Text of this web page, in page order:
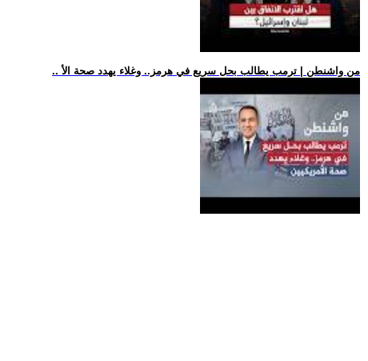
.. من واشنطن | ترمب يطالب بحل سريع في هرمز.. وغلاء يهدد صحة الأ